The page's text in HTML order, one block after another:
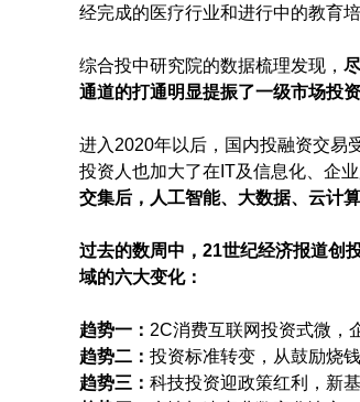
经完成的医疗行业和进行中的教育
综合投中研究院的数据梳理发现，
通道的打通明显提振了一级市场投
进入2020年以后，国内投融资交易
投资人也加大了在IT及信息化、企业
交集后，人工智能、大数据、云计
过去的数周中，21世纪经济报道创
域的六大变化：
趋势一： 2C消费互联网投资式微，
趋势二： 投资标准转变，从鼓励烧
趋势三： 科技投资迎政策红利，新